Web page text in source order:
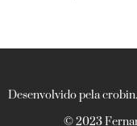
Desenvolvido pela
© 2023